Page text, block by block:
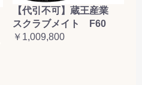
【代引不可】蔵王産業
スクラブメイト F60
￥1,009,800